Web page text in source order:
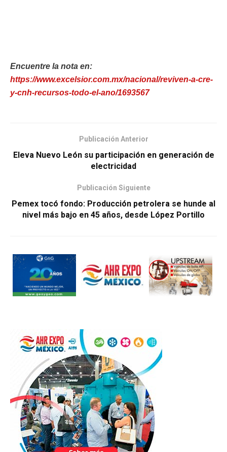
Encuentre la nota en:
https://www.excelsior.com.mx/nacional/reviven-a-cre-
y-cnh-recursos-todo-el-ano/1693567
Publicación Anterior
Eleva Nuevo León su participación en generación de
electricidad
Publicación Siguiente
Pemex tocó fondo: Producción petrolera se hunde al
nivel más bajo en 45 años, desde López Portillo